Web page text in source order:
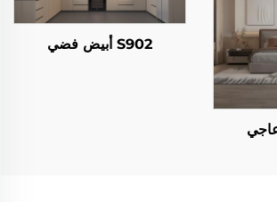
S902 أبيض فضي